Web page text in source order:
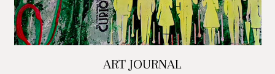
ART JOURNAL